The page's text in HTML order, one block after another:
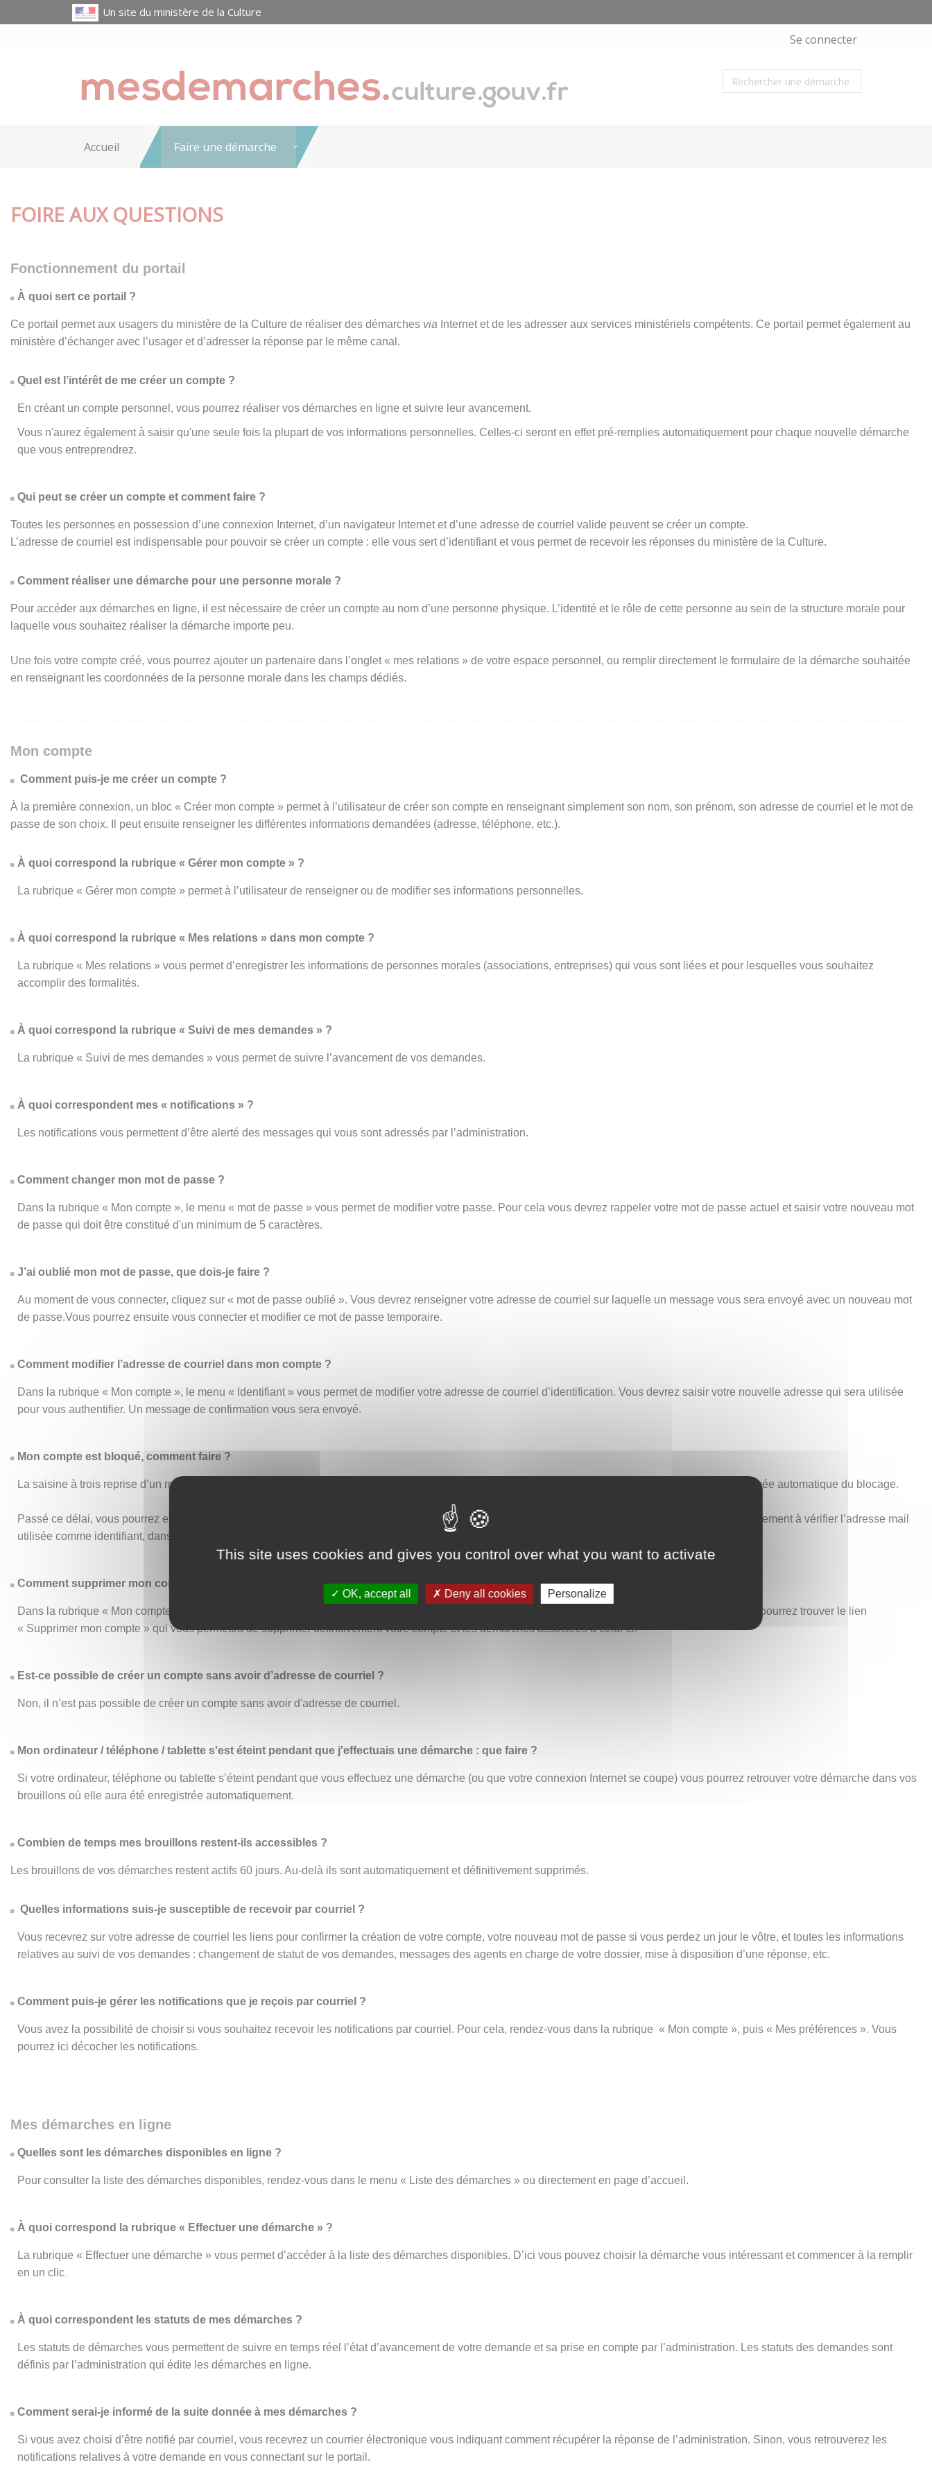
This site uses cookies and gives you control over what you want to activate
OK, accept all Deny all cookies Personalize
Un site du ministère de la Culture
Se connecter
Accueil Faire une démarche
FOIRE AUX QUESTIONS
Fonctionnement du portail
À quoi sert ce portail ?
Ce portail permet aux usagers du ministère de la Culture de réaliser des démarches via Internet et de les adresser aux services ministériels compétents. Ce portail permet également au
ministère d’échanger avec l’usager et d’adresser la réponse par le même canal.
Quel est l’intérêt de me créer un compte ?
En créant un compte personnel, vous pourrez réaliser vos démarches en ligne et suivre leur avancement.
Vous n'aurez également à saisir qu'une seule fois la plupart de vos informations personnelles. Celles-ci seront en effet pré-remplies automatiquement pour chaque nouvelle démarche
que vous entreprendrez.
Qui peut se créer un compte et comment faire ?
Toutes les personnes en possession d’une connexion Internet, d’un navigateur Internet et d’une adresse de courriel valide peuvent se créer un compte.
L’adresse de courriel est indispensable pour pouvoir se créer un compte : elle vous sert d’identifiant et vous permet de recevoir les réponses du ministère de la Culture.
Comment réaliser une démarche pour une personne morale ?
Pour accéder aux démarches en ligne, il est nécessaire de créer un compte au nom d’une personne physique. L’identité et le rôle de cette personne au sein de la structure morale pour
laquelle vous souhaitez réaliser la démarche importe peu.
Une fois votre compte créé, vous pourrez ajouter un partenaire dans l’onglet « mes relations » de votre espace personnel, ou remplir directement le formulaire de la démarche souhaitée
en renseignant les coordonnées de la personne morale dans les champs dédiés.
Mon compte
Comment puis-je me créer un compte ?
À la première connexion, un bloc « Créer mon compte » permet à l’utilisateur de créer son compte en renseignant simplement son nom, son prénom, son adresse de courriel et le mot de
passe de son choix. Il peut ensuite renseigner les différentes informations demandées (adresse, téléphone, etc.).
À quoi correspond la rubrique « Gérer mon compte » ?
La rubrique « Gérer mon compte » permet à l’utilisateur de renseigner ou de modifier ses informations personnelles.
À quoi correspond la rubrique « Mes relations » dans mon compte ?
La rubrique « Mes relations » vous permet d’enregistrer les informations de personnes morales (associations, entreprises) qui vous sont liées et pour lesquelles vous souhaitez
accomplir des formalités.
À quoi correspond la rubrique « Suivi de mes demandes » ?
La rubrique « Suivi de mes demandes » vous permet de suivre l’avancement de vos demandes.
À quoi correspondent mes « notifications » ?
Les notifications vous permettent d’être alerté des messages qui vous sont adressés par l’administration.
Comment changer mon mot de passe ?
Dans la rubrique « Mon compte », le menu « mot de passe » vous permet de modifier votre passe. Pour cela vous devrez rappeler votre mot de passe actuel et saisir votre nouveau mot
de passe qui doit être constitué d'un minimum de 5 caractères.
J’ai oublié mon mot de passe, que dois-je faire ?
Au moment de vous connecter, cliquez sur « mot de passe oublié ». Vous devrez renseigner votre adresse de courriel sur laquelle un message vous sera envoyé avec un nouveau mot
de passe.Vous pourrez ensuite vous connecter et modifier ce mot de passe temporaire.
Comment modifier l’adresse de courriel dans mon compte ?
Dans la rubrique « Mon compte », le menu « Identifiant » vous permet de modifier votre adresse de courriel d’identification. Vous devrez saisir votre nouvelle adresse qui sera utilisée
pour vous authentifier. Un message de confirmation vous sera envoyé.
Mon compte est bloqué, comment faire ?
La saisine à trois reprise d’un mot de passe ou d’un identifiant erroné bloque automatiquement le compte. Un délai de 30 minutes est nécessaire à la levée automatique du blocage.
Passé ce délai, vous pourrez essayer de vous connecter de nouveau ou demander la réinitialisation de votre mot de passe (voir ci-dessus). Pensez également à vérifier l’adresse mail
utilisée comme identifiant, dans vos anciens accusés de réception par exemple, afin de vous assurer que celle-ci ne contient aucune erreur.
Comment supprimer mon compte ?
Dans la rubrique « Mon compte », le menu « Mon compte » vous permet de modifier toutes vos informations personnelles. C’est également ici que vous pourrez trouver le lien
« Supprimer mon compte » qui vous permettra de supprimer définitivement votre compte et les démarches associées à celui-ci.
Est-ce possible de créer un compte sans avoir d’adresse de courriel ?
Non, il n’est pas possible de créer un compte sans avoir d'adresse de courriel.
Mon ordinateur / téléphone / tablette s'est éteint pendant que j'effectuais une démarche : que faire ?
Si votre ordinateur, téléphone ou tablette s’éteint pendant que vous effectuez une démarche (ou que votre connexion Internet se coupe) vous pourrez retrouver votre démarche dans vos
brouillons où elle aura été enregistrée automatiquement.
Combien de temps mes brouillons restent-ils accessibles ?
Les brouillons de vos démarches restent actifs 60 jours. Au-delà ils sont automatiquement et définitivement supprimés.
Quelles informations suis-je susceptible de recevoir par courriel ?
Vous recevrez sur votre adresse de courriel les liens pour confirmer la création de votre compte, votre nouveau mot de passe si vous perdez un jour le vôtre, et toutes les informations
relatives au suivi de vos demandes : changement de statut de vos demandes, messages des agents en charge de votre dossier, mise à disposition d’une réponse, etc.
Comment puis-je gérer les notifications que je reçois par courriel ?
Vous avez la possibilité de choisir si vous souhaitez recevoir les notifications par courriel. Pour cela, rendez-vous dans la rubrique « Mon compte », puis « Mes préférences ». Vous
pourrez ici décocher les notifications.
Mes démarches en ligne
Quelles sont les démarches disponibles en ligne ?
Pour consulter la liste des démarches disponibles, rendez-vous dans le menu « Liste des démarches » ou directement en page d’accueil.
À quoi correspond la rubrique « Effectuer une démarche » ?
La rubrique « Effectuer une démarche » vous permet d’accéder à la liste des démarches disponibles. D’ici vous pouvez choisir la démarche vous intéressant et commencer à la remplir
en un clic
À quoi correspondent les statuts de mes démarches ?
Les statuts de démarches vous permettent de suivre en temps réel l’état d’avancement de votre demande et sa prise en compte par l’administration. Les statuts des demandes sont
définis par l’administration qui édite les démarches en ligne.
Comment serai-je informé de la suite donnée à mes démarches ?
Si vous avez choisi d’être notifié par courriel, vous recevrez un courrier électronique vous indiquant comment récupérer la réponse de l’administration. Sinon, vous retrouverez les
notifications relatives à votre demande en vous connectant sur le portail.